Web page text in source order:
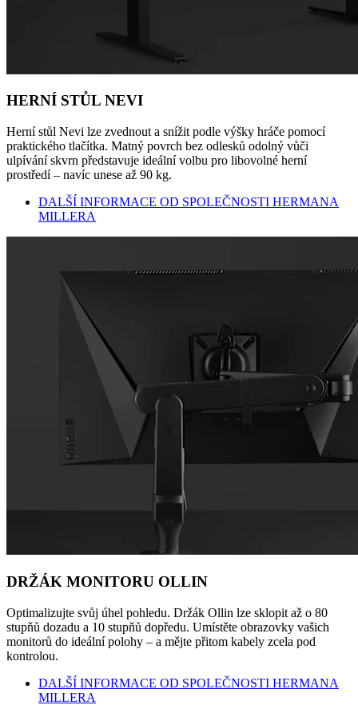
HERNÍ STŮL NEVI
Herní stůl Nevi lze zvednout a snížit podle výšky hráče pomocí
praktického tlačítka. Matný povrch bez odlesků odolný vůči
ulpívání skvrn představuje ideální volbu pro libovolné herní
prostředí – navíc unese až 90 kg.
DALŠÍ INFORMACE OD SPOLEČNOSTI HERMANA
MILLERA
DRŽÁK MONITORU OLLIN
Optimalizujte svůj úhel pohledu. Držák Ollin lze sklopit až o 80
stupňů dozadu a 10 stupňů dopředu. Umístěte obrazovky vašich
monitorů do ideální polohy – a mějte přitom kabely zcela pod
kontrolou.
DALŠÍ INFORMACE OD SPOLEČNOSTI HERMANA
MILLERA